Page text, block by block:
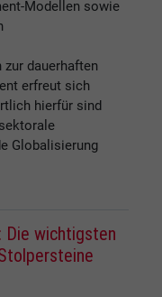
Modellen sowie
dauerhaften
erfreut sich
hierfür sind
Globalisierung
Die wichtigsten